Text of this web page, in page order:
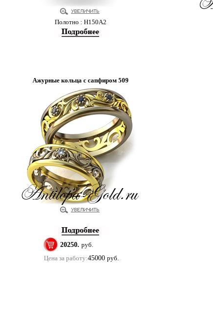
Полотно : Н150А2
Ажурные кольца с сапфиром 509
20250. руб.
Цена за работу:45000 руб.